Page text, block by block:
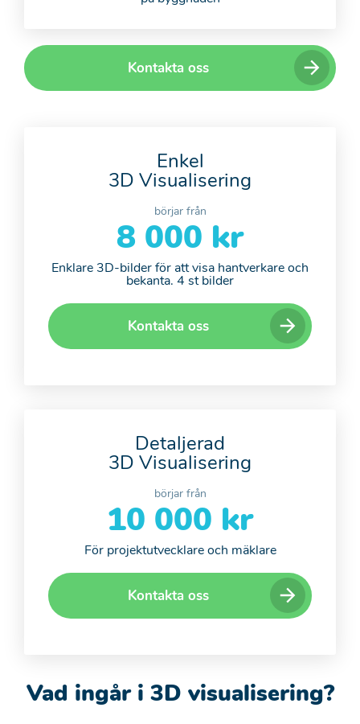
Kontakta oss
Enkel
3D Visualisering
börjar från
8 000 kr
Enklare 3D-bilder för att visa hantverkare och
bekanta. 4 st bilder
Kontakta oss
Detaljerad
3D Visualisering
börjar från
10 000 kr
För projektutvecklare och mäklare
Kontakta oss
Vad ingår i 3D visualisering?